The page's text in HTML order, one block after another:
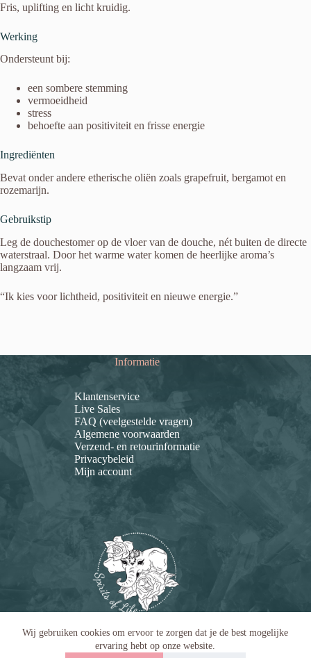
Wij gebruiken cookies om ervoor te zorgen dat je de best mogelijke
ervaring hebt op onze website.
Fris, uplifting en licht kruidig.
Werking
Ondersteunt bij:
een sombere stemming
vermoeidheid
stress
behoefte aan positiviteit en frisse energie
Ingrediënten
Bevat onder andere etherische oliën zoals grapefruit, bergamot en
rozemarijn.
Gebruikstip
Leg de douchestomer op de vloer van de douche, nét buiten de directe
waterstraal. Door het warme water komen de heerlijke aroma’s
langzaam vrij.
“Ik kies voor lichtheid, positiviteit en nieuwe energie.”
Informatie
Klantenservice
Live Sales
FAQ (veelgestelde vragen)
Algemene voorwaarden
Verzend- en retourinformatie
Privacybeleid
Mijn account